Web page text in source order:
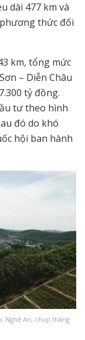
dài 477 km và
thức đối
km, tổng mức
– Diễn Châu
tỷ đồng.
tư theo hình
đó do khó
hội ban hành
Nghệ An, chụp tháng